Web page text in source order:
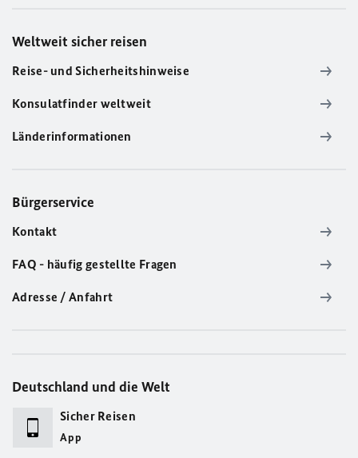
Weltweit sicher reisen
Reise- und Sicherheitshinweise
Konsulatfinder weltweit
Länderinformationen
Bürgerservice
Kontakt
FAQ - häufig gestellte Fragen
Adresse / Anfahrt
Deutschland und die Welt
Sicher Reisen
App